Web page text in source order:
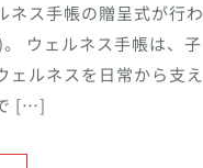
ネス手帳の贈呈式が行わ
ウェルネス手帳は、子
ェルネスを日常から支え
[…]